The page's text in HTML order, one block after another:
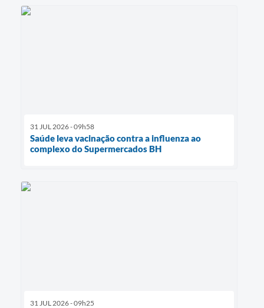
31 JUL 2026 - 09h58
Saúde leva vacinação contra a influenza ao
complexo do Supermercados BH
31 JUL 2026 - 09h25